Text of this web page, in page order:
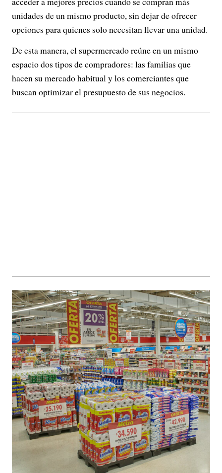
unidades de un mismo producto, sin dejar de ofrecer
opciones para quienes solo necesitan llevar una unidad.
De esta manera, el supermercado reúne en un mismo
espacio dos tipos de compradores: las familias que
hacen su mercado habitual y los comerciantes que
buscan optimizar el presupuesto de sus negocios.